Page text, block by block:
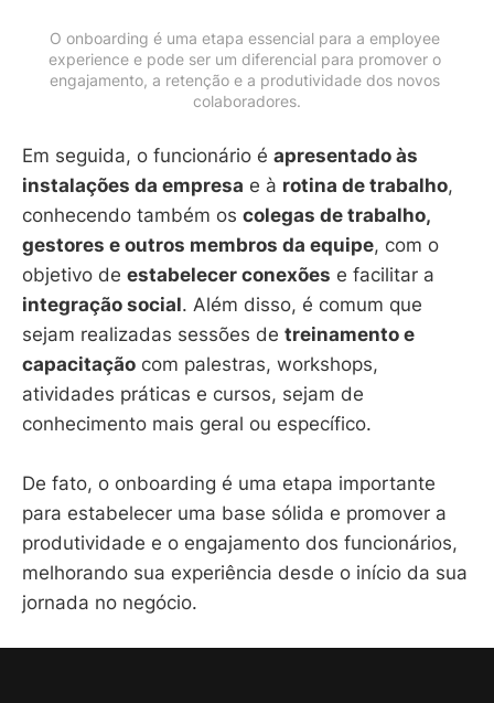
O onboarding é uma etapa essencial para a employee
experience e pode ser um diferencial para promover o
engajamento, a retenção e a produtividade dos novos
colaboradores.
Em seguida, o funcionário é apresentado às
instalações da empresa e à rotina de trabalho,
conhecendo também os colegas de trabalho,
gestores e outros membros da equipe, com o
objetivo de estabelecer conexões e facilitar a
integração social. Além disso, é comum que
sejam realizadas sessões de treinamento e
capacitação com palestras, workshops,
atividades práticas e cursos, sejam de
conhecimento mais geral ou específico.
De fato, o onboarding é uma etapa importante
para estabelecer uma base sólida e promover a
produtividade e o engajamento dos funcionários,
melhorando sua experiência desde o início da sua
jornada no negócio.